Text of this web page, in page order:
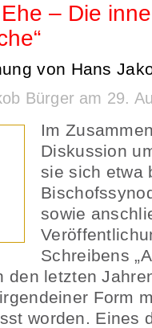
– Die
von Hans
Bürger am 29.
Im
Diskussion
sie sich etwa
sowie
Schreibens
den letzten
Form
worden. Eines